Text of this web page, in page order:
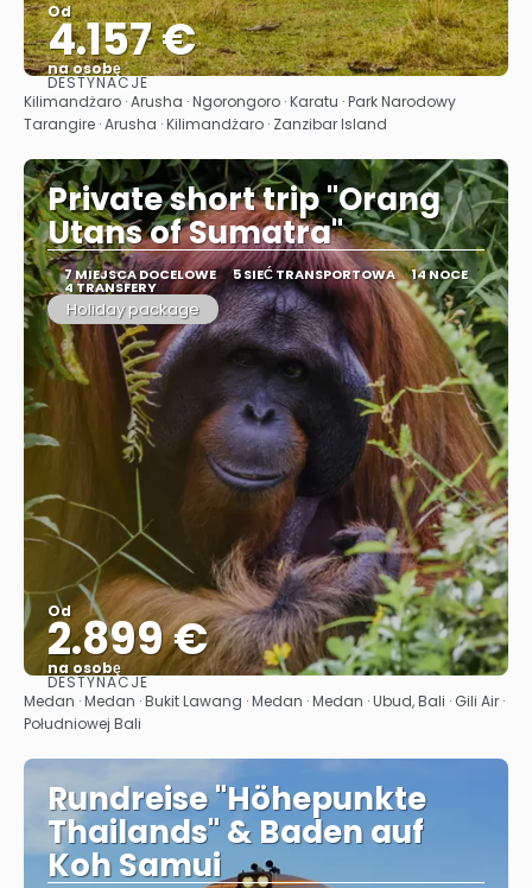
Od
4.157 €
na osobę
Zobacz
DESTYNACJE
Kilimandżaro · Arusha · Ngorongoro · Karatu · Park Narodowy
Tarangire · Arusha · Kilimandżaro · Zanzibar Island
Private short trip "Orang
Utans of Sumatra"
7 MIEJSCA DOCELOWE 5 SIEĆ TRANSPORTOWA 14 NOCE
4 TRANSFERY
Holiday package
Od
2.899 €
na osobę
Zobacz
DESTYNACJE
Medan · Medan · Bukit Lawang · Medan · Medan · Ubud, Bali · Gili Air ·
Południowej Bali
Rundreise "Höhepunkte
Thailands" & Baden auf
Koh Samui